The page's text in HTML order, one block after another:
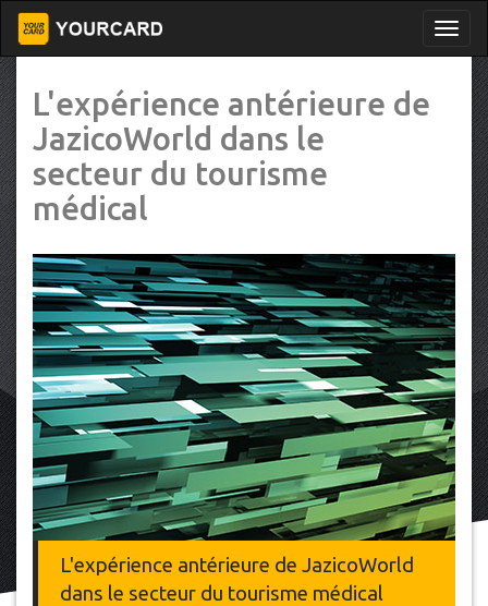
L'expérience antérieure de
JazicoWorld dans le
secteur du tourisme
médical
L'expérience antérieure de JazicoWorld
dans le secteur du tourisme médical